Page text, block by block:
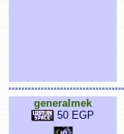
generalmek
50 EGP